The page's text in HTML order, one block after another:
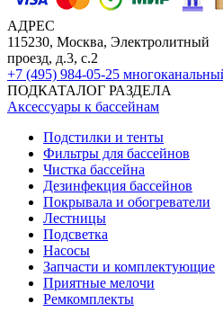
АДРЕС
115230, Москва, Электролитный
проезд, д.3, с.2
+7 (495) 984-05-25
ПОДКАТАЛОГ РАЗДЕЛА
Аксессуары к бассейнам
Подстилки и тенты
Фильтры для бассейнов
Чистка бассейна
Дезинфекция бассейнов
Покрывала и обогреватели
Лестницы
Подсветка
Насосы
Запчасти и комплектующие
Приятные мелочи
Ремкомплекты